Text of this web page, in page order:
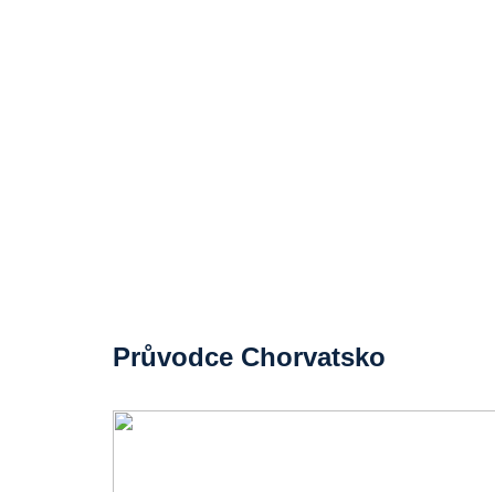
Průvodce Chorvatsko